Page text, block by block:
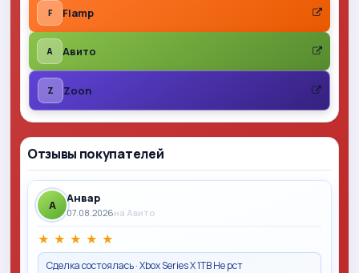
Отзывы покупателей
A Анвар
07.08.2026на Авито
★ ★ ★ ★ ★
Сделка состоялась · Xbox Series X 1TB Не рст
F Flamp
A Авито
Z Zoon